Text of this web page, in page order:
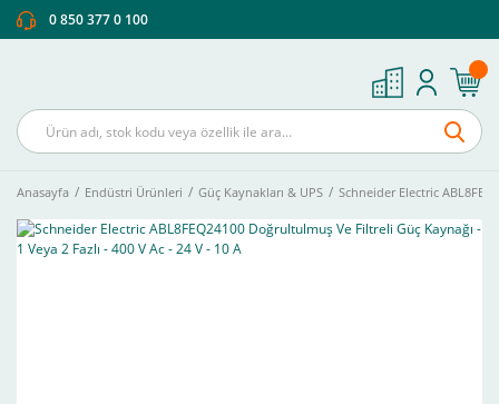
0 850 377 0 100
Anasayfa Endüstri Ürünleri Güç Kaynakları & UPS Schneider Electric